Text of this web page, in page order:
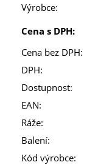
Výrobce:
Cena s DPH:
Cena bez DPH:
DPH:
Dostupnost:
EAN:
Ráže:
Balení:
Kód výrobce: